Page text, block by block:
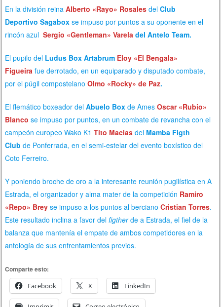
En la división reinaAlberto «Rayo» Rosales delClub
Deportivo Sagabox se impuso por puntos a su oponente en el
rincón azulSergio «Gentleman» Varela del Antelo Team.
El pupilo del Ludus Box Artabrum Eloy «El Bengala»
Figueira fue derrotado, en un equiparado y disputado combate,
por el púgil compostelano Olmo «Rocky» de Paz.
El flemático boxeador delAbuelo Box de AmesOscar «Rubio»
Blanco se impuso por puntos, en un combate de revancha con el
campeón europeo Wako K1Tito Macias del Mamba Figth
Club de Ponferrada, en el semi-estelar del evento boxístico del
Coto Ferreiro.
Y poniendo broche de oro a la interesante reunión pugilística en A
Estrada, el organizador y alma mater de la competición Ramiro
«Repo» Brey se impuso a los puntos al bercianoCristian Torres.
Este resultado inclina a favor delfigtherde a Estrada, el fiel de la
balanza que mantenía el empate de ambos competidores en la
antología de sus enfrentamientos previos.
Comparte esto:
Facebook
X LinkedIn